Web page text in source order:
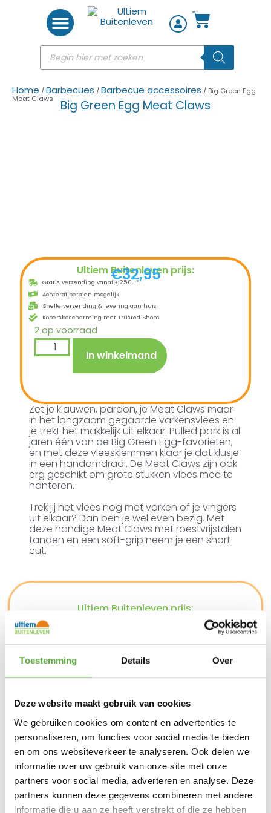
Toestemming Details Over
Deze website maakt gebruik van cookies
We gebruiken cookies om content en advertenties te
personaliseren, om functies voor social media te bieden
en om ons websiteverkeer te analyseren. Ook delen we
informatie over uw gebruik van onze site met onze
partners voor social media, adverteren en analyse. Deze
partners kunnen deze gegevens combineren met andere
informatie die u aan ze heeft verstrekt of die ze hebben
Home /Barbecues /Barbecue accessoires / Big Green Egg
Meat Claws
Big Green Egg Meat Claws
Ultiem Buitenleven prijs:
€32,95
Gratis verzending vanaf €250,-*
Achteraf betalen mogelijk
Snelle verzending & levering aan huis
Kopersbescherming met Trusted Shops
2 op voorraad
In winkelmand
Zet je klauwen, pardon, je Meat Claws maar
in het langzaam gegaarde varkensvlees en
je trekt het makkelijk uit elkaar. Pulled pork is al
jaren één van de Big Green Egg-favorieten,
en met deze vleesklemmen klaar je dat klusje
in een handomdraai. De Meat Claws zijn ook
erg geschikt om grote stukken vlees mee te
hanteren.
Trek jij het vlees nog met vorken of je vingers
uit elkaar? Dan ben je wel even bezig. Met
deze handige Meat Claws met roestvrijstalen
tanden en een soft-grip neem je een short
cut.
Ultiem Buitenleven prijs:
In winkelmand
Gratis verzending vanaf €250,-*
Achteraf betalen mogelijk
Snelle verzending & levering aan huis
Categorieën Barbecue accessoires ,Barbecues,Big
Green Egg accessoires
Merk:Big Green Egg
Big Green Egg